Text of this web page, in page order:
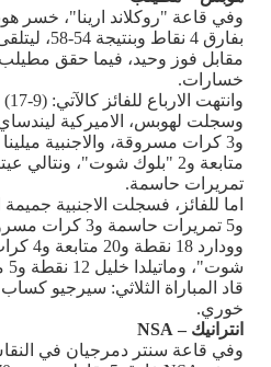
وفي قاعة "روكلاند ارينا"، خسر
بفارق 4
مقابل فوز وحيد، فيما حقق
خسارات.
وانتهت الارباع للفائز كالآتي: (9-17) و(26-14) و(7-8) و(16-15).
تمريرات حاسمة.
و5 تمريرات
شوت"، وماتيلدا خليل 12 نقطة و5 متابعات.
قاد المباراة الثلاثي: سيرجيو
خوري.
انترانيك – NSA
وفي قاعة سنتر دمرجيان في